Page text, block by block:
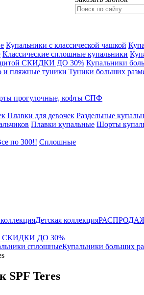
Купальники с классической чашкой
Классические сплошные купальники
СКИДКИ ДО 30% Купальники
и пляжные туники Туники больших
прогулочные, кофты СПФ
Плавки для девочек Раздельные
Плавки купальные Шорты
по 300!! Сплошные
Детская коллекция
СКИДКИ ДО 30%
сплошныеКупальники больших
SPF Teres